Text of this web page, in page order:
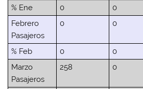
% Ene 0 0
Febrero
Pasajeros
0 0
% Feb 0 0
Marzo
Pasajeros
258 0